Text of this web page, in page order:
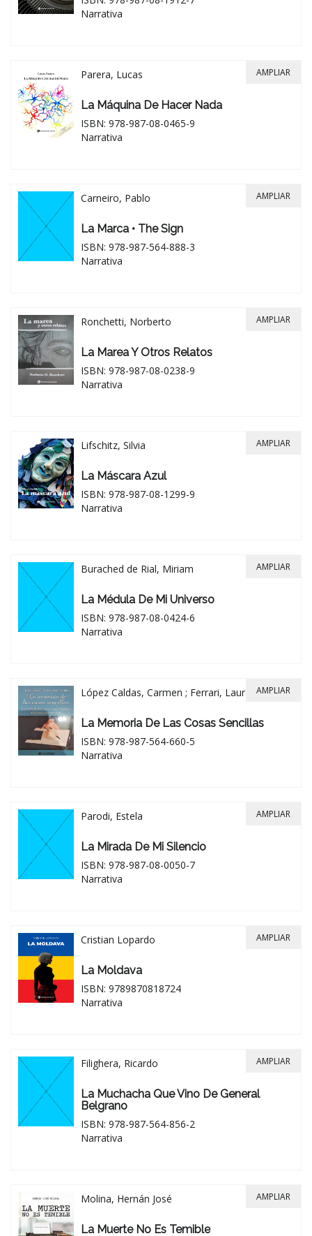
Narrativa
Parera, Lucas
La Máquina De Hacer Nada
ISBN: 978-987-08-0465-9
Narrativa
AMPLIAR
Carneiro, Pablo
La Marca • The Sign
ISBN: 978-987-564-888-3
Narrativa
AMPLIAR
Ronchetti, Norberto
La Marea Y Otros Relatos
ISBN: 978-987-08-0238-9
Narrativa
AMPLIAR
Lifschitz, Silvia
La Máscara Azul
ISBN: 978-987-08-1299-9
Narrativa
AMPLIAR
Burached de Rial, Miriam
La Médula De Mi Universo
ISBN: 978-987-08-0424-6
Narrativa
AMPLIAR
López Caldas, Carmen ; Ferrari, Laura
La Memoria De Las Cosas Sencillas
ISBN: 978-987-564-660-5
Narrativa
AMPLIAR
Parodi, Estela
La Mirada De Mi Silencio
ISBN: 978-987-08-0050-7
Narrativa
AMPLIAR
Cristian Lopardo
La Moldava
ISBN: 9789870818724
Narrativa
AMPLIAR
Filighera, Ricardo
La Muchacha Que Vino De General
Belgrano
ISBN: 978-987-564-856-2
Narrativa
AMPLIAR
Molina, Hernán José
La Muerte No Es Temible
AMPLIAR